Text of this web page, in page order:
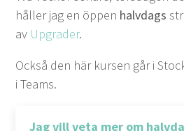
håller jag en öppen halvdags
av Upgrad­er.
Ock­så den här kursen går i
i Teams.
Jag vill veta mer om